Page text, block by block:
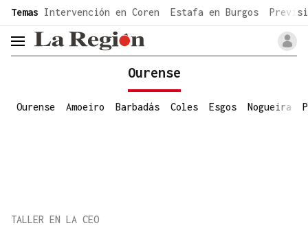
common.go-to-content
Temas Intervención en Coren Estafa en Burgos
header.menu.open
Ourense
Ourense Amoeiro Barbadás Coles Esgos Nogueira
TALLER EN LA CEO